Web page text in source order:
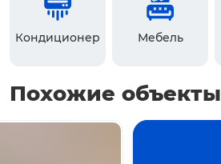
Кондиционер Мебель
Похожие объекты